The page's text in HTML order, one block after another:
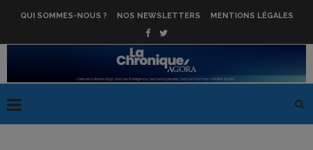
QUI SOMMES-NOUS ? NOS NEWSLETTERS MENTIONS LÉGALES